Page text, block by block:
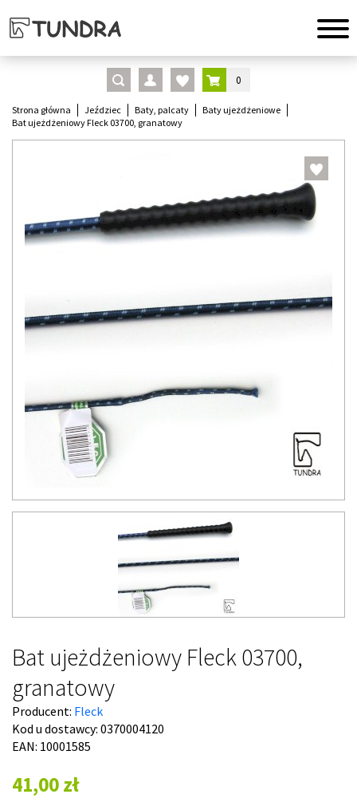
0
Strona główna Jeździec Baty, palcaty
Baty ujeżdżeniowe
Bat ujeżdżeniowy Fleck 03700, granatowy
Bat ujeżdżeniowy Fleck 03700,
granatowy
Producent: Fleck
Kod u dostawcy: 0370004120
EAN: 10001585
41,00 zł